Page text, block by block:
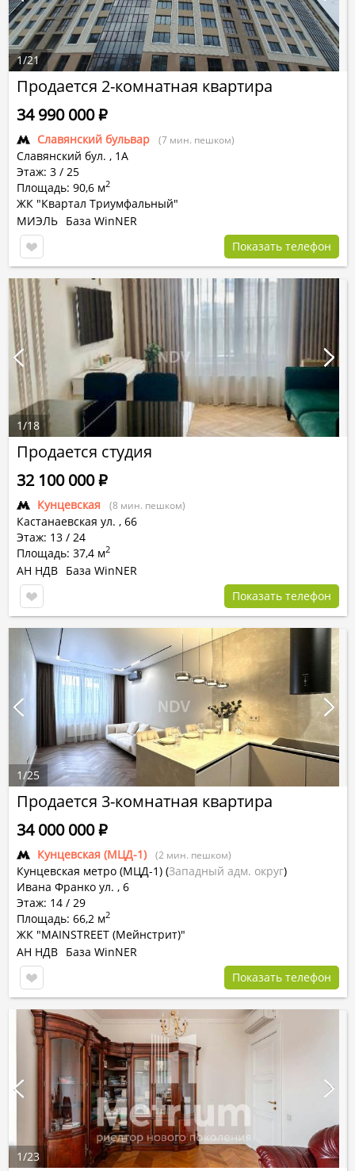
Продается 2-комнатная квартира
Славянский бульвар (7 мин. пешком)
Славянский бул. , 1А
Этаж: 3 / 25
Площадь: 90,6 м2
ЖК "Квартал Триумфальный"
34 990 000Р
МИЭЛЬ База WinNER
Показать телефон
1/21
Продается студия
Кунцевская (8 мин. пешком)
Кастанаевская ул. , 66
Этаж: 13 / 24
Площадь: 37,4 м2
32 100 000Р
АН НДВ База WinNER
Показать телефон
1/18
Продается 3-комнатная квартира
Кунцевская (МЦД-1) (2 мин. пешком)
Кунцевская метро (МЦД-1) (Западный адм. округ)
Ивана Франко ул. , 6
Этаж: 14 / 29
Площадь: 66,2 м2
ЖК "MAINSTREET (Мейнстрит)"
34 000 000Р
АН НДВ База WinNER
Показать телефон
1/25
1/23